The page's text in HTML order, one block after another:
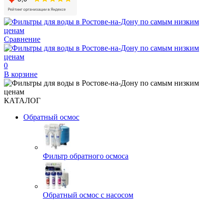
Сравнение
0
В корзине
КАТАЛОГ
Обратный осмос
Фильтр обратного осмоса
Обратный осмос с насосом